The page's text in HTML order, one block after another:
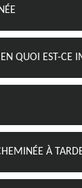
QUOI EST-CE
À